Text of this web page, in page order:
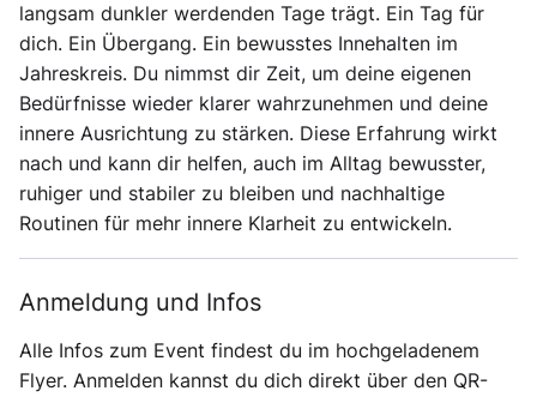
langsam dunkler werdenden Tage trägt. Ein Tag für
dich. Ein Übergang. Ein bewusstes Innehalten im
Jahreskreis. Du nimmst dir Zeit, um deine eigenen
Bedürfnisse wieder klarer wahrzunehmen und deine
innere Ausrichtung zu stärken. Diese Erfahrung wirkt
nach und kann dir helfen, auch im Alltag bewusster,
ruhiger und stabiler zu bleiben und nachhaltige
Routinen für mehr innere Klarheit zu entwickeln.
Anmeldung und Infos
Alle Infos zum Event findest du im hochgeladenem
Flyer. Anmelden kannst du dich direkt über den QR-